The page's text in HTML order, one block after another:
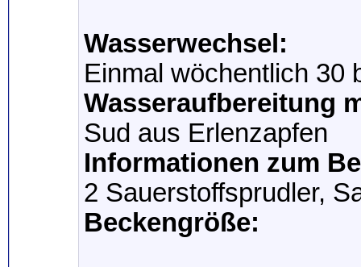
Wasserwechsel:
Einmal wöchentlich 30
Wasseraufbereitung
Sud aus Erlenzapfen
Informationen zum
2 Sauerstoffsprudler,
Beckengröße: